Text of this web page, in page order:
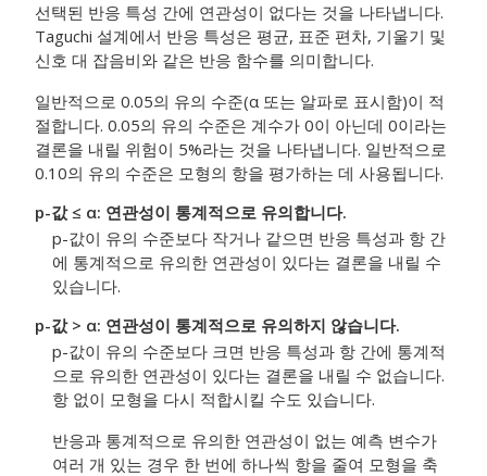
선택된 반응 특성 간에 연관성이 없다는 것을 나타냅니다.
Taguchi 설계에서 반응 특성은 평균, 표준 편차, 기울기 및
신호 대 잡음비와 같은 반응 함수를 의미합니다.
일반적으로 0.05의 유의 수준(α 또는 알파로 표시함)이 적
절합니다. 0.05의 유의 수준은 계수가 0이 아닌데 0이라는
결론을 내릴 위험이 5%라는 것을 나타냅니다. 일반적으로
0.10의 유의 수준은 모형의 항을 평가하는 데 사용됩니다.
p-값 ≤ α: 연관성이 통계적으로 유의합니다.
p-값이 유의 수준보다 작거나 같으면 반응 특성과 항 간
에 통계적으로 유의한 연관성이 있다는 결론을 내릴 수
있습니다.
p-값 > α: 연관성이 통계적으로 유의하지 않습니다.
p-값이 유의 수준보다 크면 반응 특성과 항 간에 통계적
으로 유의한 연관성이 있다는 결론을 내릴 수 없습니다.
항 없이 모형을 다시 적합시킬 수도 있습니다.
반응과 통계적으로 유의한 연관성이 없는 예측 변수가
여러 개 있는 경우 한 번에 하나씩 항을 줄여 모형을 축